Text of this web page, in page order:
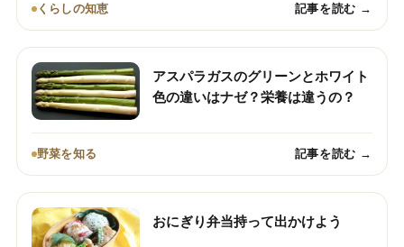
くらしの知恵 記事を読む →
アスパラガスのグリーンとホワイト
色の違いはナゼ？栄養は違うの？
野菜を知る 記事を読む →
おにぎり弁当持って出かけよう